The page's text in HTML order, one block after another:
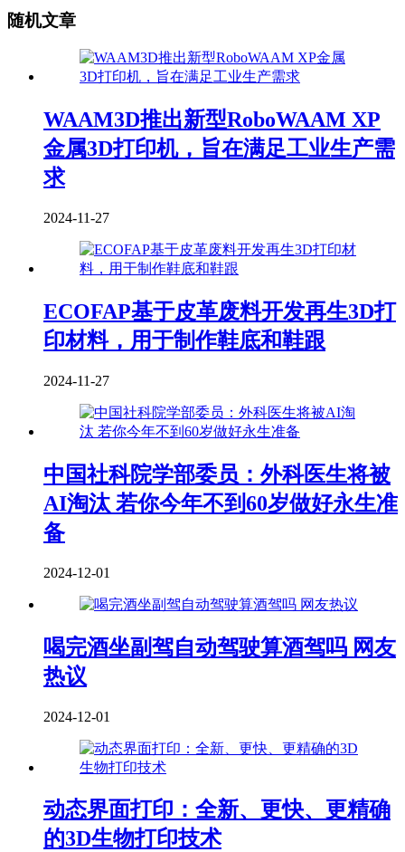
随机文章
WAAM3D推出新型RoboWAAM XP
金属3D打印机，旨在满足工业生产需
求
2024-11-27
ECOFAP基于皮革废料开发再生3D打
印材料，用于制作鞋底和鞋跟
2024-11-27
中国社科院学部委员：外科医生将被
AI淘汰 若你今年不到60岁做好永生准
备
2024-12-01
喝完酒坐副驾自动驾驶算酒驾吗 网友
热议
2024-12-01
动态界面打印：全新、更快、更精确
的3D生物打印技术